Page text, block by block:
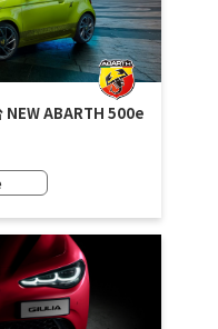
NEW ABARTH 500e